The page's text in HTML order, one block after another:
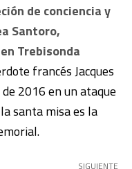
de conciencia y
Santoro,
Trebisonda
francés Jacques
2016 en un ataque
santa misa es la
SIGUIENTE